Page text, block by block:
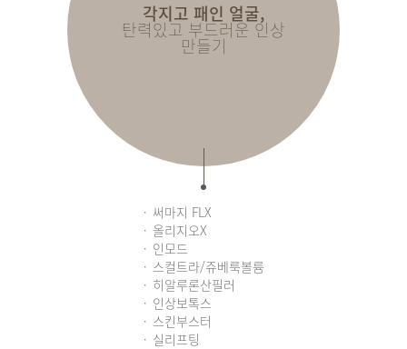
각지고 패인 얼굴,
탄력있고 부드러운 인상
만들기
써마지 FLX
올리지오X
인모드
스컬트라/쥬베룩볼륨
히알루론산필러
인상보톡스
스킨부스터
실리프팅